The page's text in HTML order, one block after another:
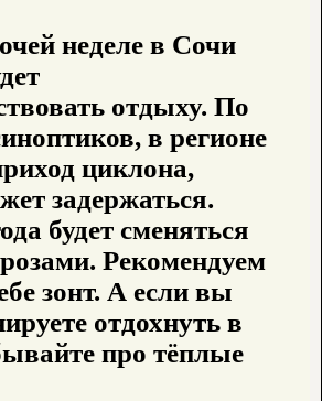
неделе в Сочи
отдыху. По
в регионе
циклона,
задержаться.
будет сменяться
Рекомендуем
зонт. А если вы
отдохнуть в
про тёплые